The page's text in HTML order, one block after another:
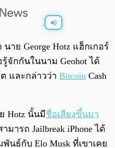
/0:00
าย George Hotz แฮ็กเกอร์
จักกันในนาม Geohot ได้
และกล่าวว่า Bitcoin Cash
Hotz นั้นมีชื่อเสียงขึ้นมา
ารถ Jailbreak iPhone ได้
นธ์กับ Elo Musk ที่เขาเคย